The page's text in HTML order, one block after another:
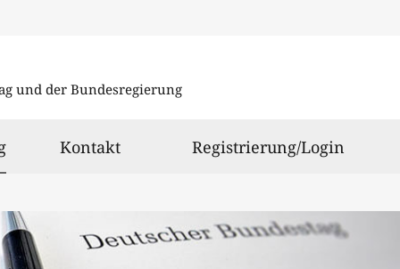
und der Bundesregierung
ausgewählt
Kontakt Registrierung/Login